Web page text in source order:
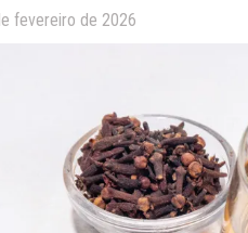
fevereiro de 2026